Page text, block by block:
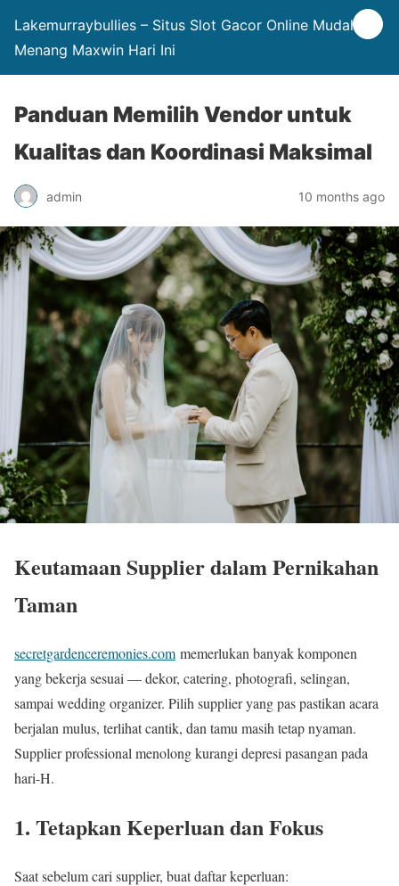
Lakemurraybullies – Situs Slot Gacor Online Mudah
Menang Maxwin Hari Ini
Panduan Memilih Vendor untuk
Kualitas dan Koordinasi Maksimal
admin 10 months ago
Keutamaan Supplier dalam Pernikahan
Taman
secretgardenceremonies.com memerlukan banyak komponen
yang bekerja sesuai — dekor, catering, photografi, selingan,
sampai wedding organizer. Pilih supplier yang pas pastikan acara
berjalan mulus, terlihat cantik, dan tamu masih tetap nyaman.
Supplier professional menolong kurangi depresi pasangan pada
hari-H.
1. Tetapkan Keperluan dan Fokus
Saat sebelum cari supplier, buat daftar keperluan: